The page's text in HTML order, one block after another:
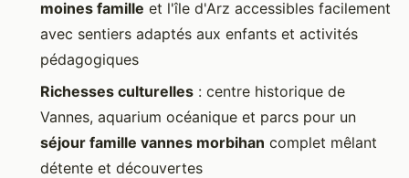
moines famille et l'île d'Arz accessibles facilement
avec sentiers adaptés aux enfants et activités
pédagogiques
Richesses culturelles : centre historique de
Vannes, aquarium océanique et parcs pour un
séjour famille vannes morbihan complet mêlant
détente et découvertes